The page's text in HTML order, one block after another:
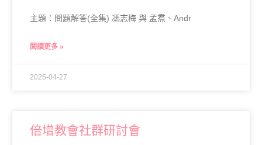
主題：問題解答(全集) 馮志梅 與 孟焄、Andr
閱讀更多 »
2025-04-27
倍增教會社群研討會